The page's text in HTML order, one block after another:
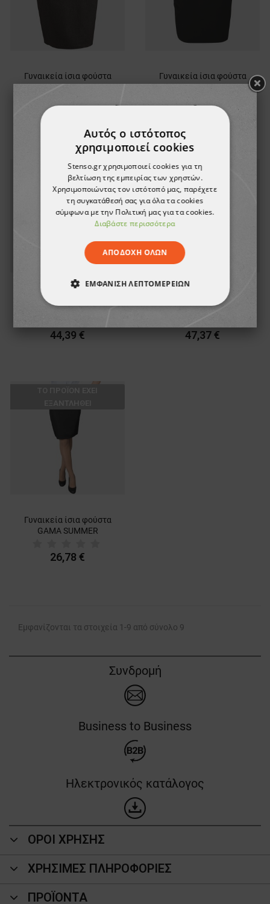
Γυναικεία ίσια φούστα
FERARA
Γυναικεία ίσια φούστα
GAMA
Γυναικεία ίσια φούστα
AGRESIV
44,39 €
Γυναικεία ίσια φούστα
SALINЕ
47,37 €
Γυναικεία ίσια φούστα
GAMA SUMMER
26,78 €
Εμφανίζονται τα στοιχεία 1-9 από σύνολο 9
Συνδρομή
Business to Business
Ηλεκτρονικός κατάλογος
ΟΡΟΙ ΧΡΗΣΗΣ
ΧΡΗΣΙΜΕΣ ΠΛΗΡΟΦΟΡΙΕΣ
ΠΡΟΪΌΝΤΑ
Αυτός ο ιστότοπος
χρησιμοποιεί cookies
Stenso.gr χρησιμοποιεί cookies για τη
βελτίωση της εμπειρίας των χρηστών.
Χρησιμοποιώντας τον ιστότοπό μας, παρέχετε
τη συγκατάθεσή σας για όλα τα cookies
σύμφωνα με την Πολιτική μας για τα cookies.
Διαβάστε περισσότερα
ΑΠΟΔΟΧΉ ΌΛΩΝ
ΕΜΦΆΝΙΣΗ ΛΕΠΤΟΜΕΡΕΙΏΝ
ΑΠΟΛΎΤΩΣ ΑΠΑΡΑΊΤΗΤΑ
ΑΠΌΔΟΣΗΣ ΣΤΌΧΕΥΣΗΣ